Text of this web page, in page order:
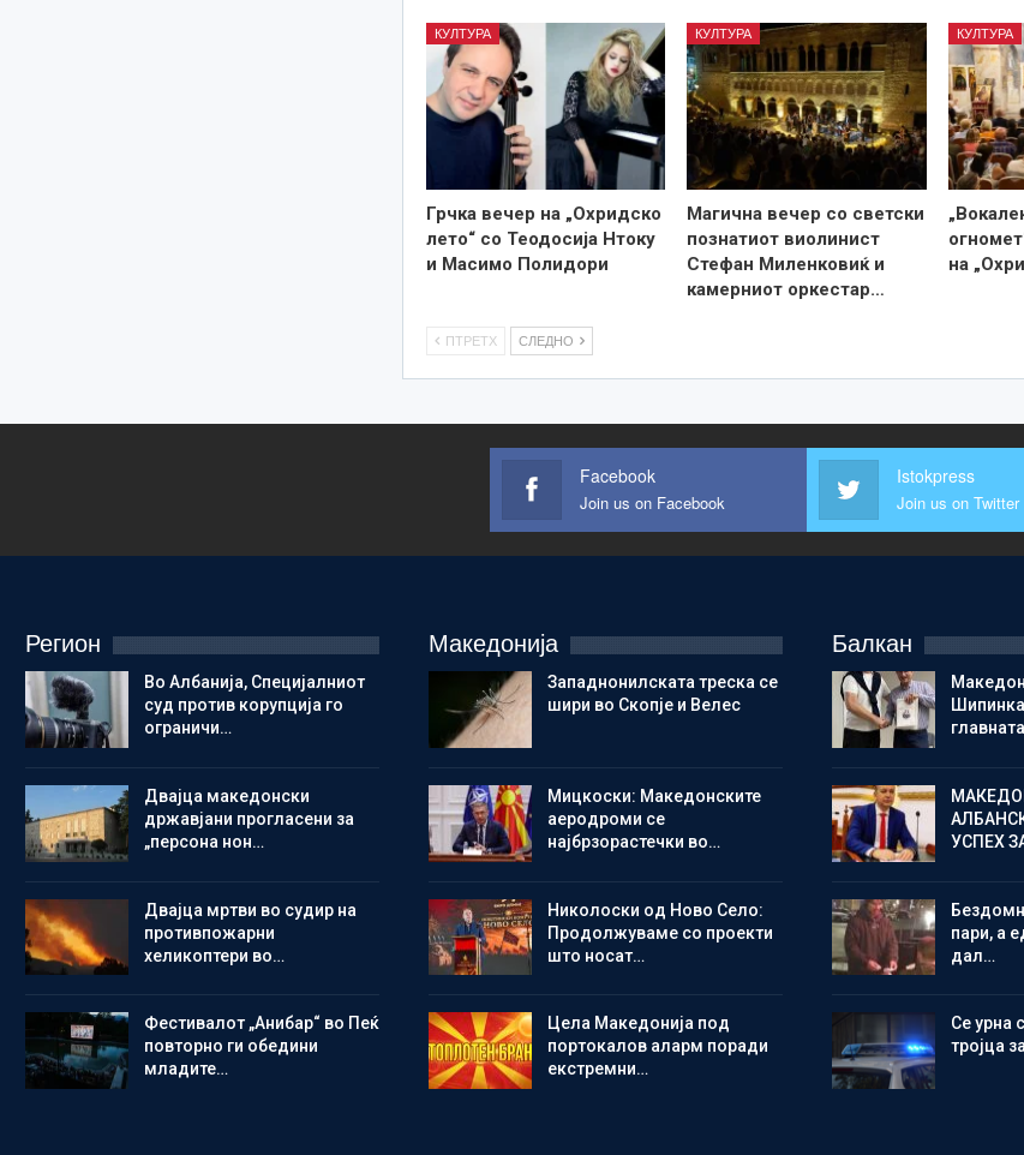
КУЛТУРА
Грчка вечер на „Охридско
лето“ со Теодосија Нтоку
и Масимо Полидори
КУЛТУРА
Магична вечер со светски
познатиот виолинист
Стефан Миленковиќ и
камерниот оркестар…
КУЛТУРА
на
ПТРЕТХ СЛЕДНО
Facebook
Join us on Facebook
Istokpress
Join us on Twitter
Регион
Во Албанија, Специјалниот
суд против корупција го
ограничи…
Двајца македонски
државјани прогласени за
„персона нон…
Двајца мртви во судир на
противпожарни
хеликоптери во…
Фестивалот „Анибар“ во Пеќ
повторно ги обедини
младите…
Македонија
Западнонилската треска се
шири во Скопје и Велес
Мицкоски: Македонските
аеродроми се
најбрзорастечки во…
Николоски од Ново Село:
Продолжуваме со проекти
што носат…
Цела Македонија под
портокалов аларм поради
екстремни…
Балкан
УСПЕХ
пари, а
дал…
Се урна
тројца